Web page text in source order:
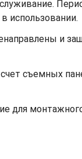
использовании.
и
съемных
для